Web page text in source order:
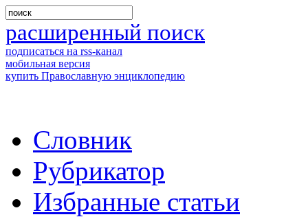
расширенный поиск
подписаться на rss-канал
мобильная версия
купить Православную энциклопедию
Словник
Рубрикатор
Избранные статьи